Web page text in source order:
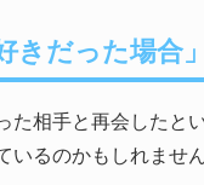
きだった場合」
た相手と再会したと
るのかもしれません